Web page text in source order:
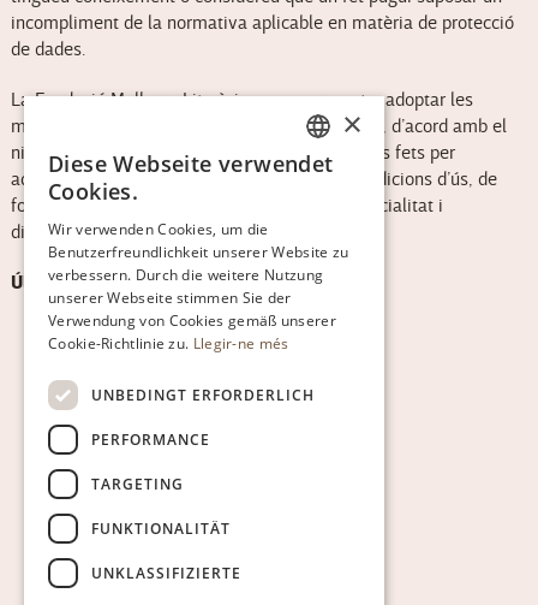
incompliment de la normativa aplicable en matèria de protecció
de dades.
La Fundació Mallorca Literària es compromet a adoptar les
mesures tècniques i organitzatives necessàries, d’acord amb el
nivell de riscos que acompanyin els tractaments fets per
aquestes i indicats en l’apartat de termes i condicions d’ús, de
forma que en garanteixin la integritat, confidencialitat i
disponibilitat.
Última actualització: 19 de març de 2024
CATALAN
SPANISH
×
Diese Webseite verwendet
Cookies.
Wir verwenden Cookies, um die
Benutzerfreundlichkeit unserer Website zu
verbessern. Durch die weitere Nutzung
unserer Webseite stimmen Sie der
Verwendung von Cookies gemäß unserer
Cookie-Richtlinie zu. Llegir-ne més
UNBEDINGT ERFORDERLICH
PERFORMANCE
TARGETING
FUNKTIONALITÄT
UNKLASSIFIZIERTE